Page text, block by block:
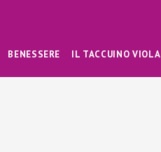
BENESSERE IL TACCUINO VIOLA